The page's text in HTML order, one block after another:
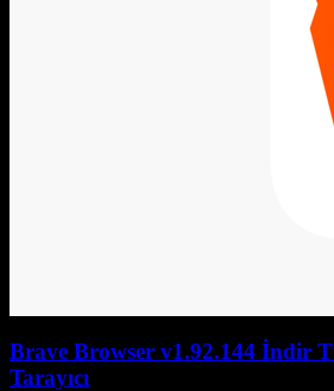
Brave Browser v1.92.144 İndir
Tarayıcı